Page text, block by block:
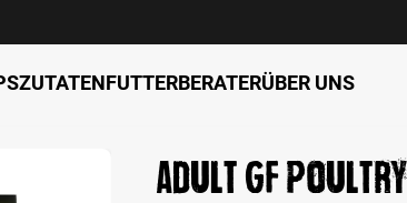
ZUTATENFUTTERBERATERÜBER UNS
Adult GF Poultry